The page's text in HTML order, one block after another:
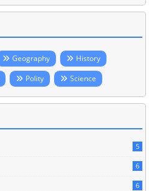
Geography
History
Polity Science
5
6
6